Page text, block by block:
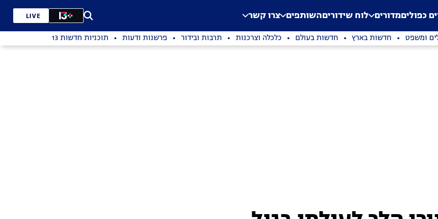
Application error: a
. כפוליםמדורים לוח שידוריםהשותפים צרו קשר LIVE
ומשפט חדשות בארץ חדשות בעולם כלכלה וצרכנות תרבות ובידור פרשנות ודעות תוכניות חדשות 13